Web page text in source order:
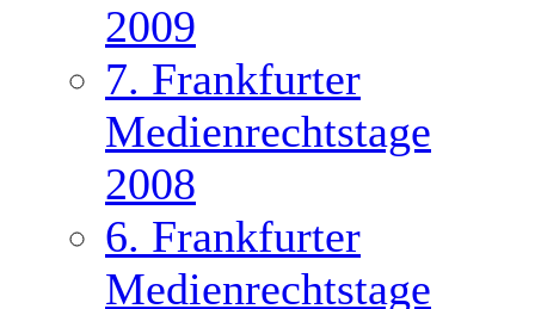
2009
7. Frankfurter
Medienrechtstage
2008
6. Frankfurter
Medienrechtstage